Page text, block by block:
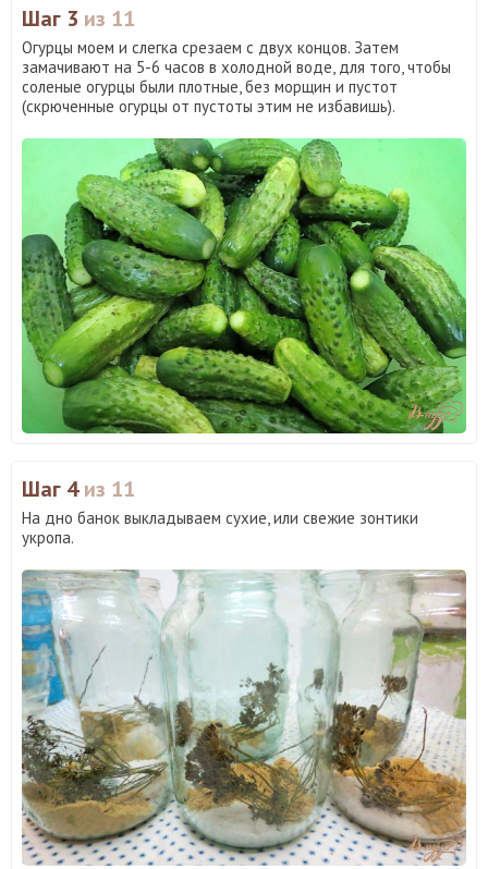
Шаг 3 из 11
Огурцы моем и слегка срезаем с двух концов. Затем
замачивают на 5-6 часов в холодной воде, для того, чтобы
соленые огурцы были плотные, без морщин и пустот
(скрюченные огурцы от пустоты этим не избавишь).
Шаг 4из 11
На дно банок выкладываем сухие, или свежие зонтики
укропа.